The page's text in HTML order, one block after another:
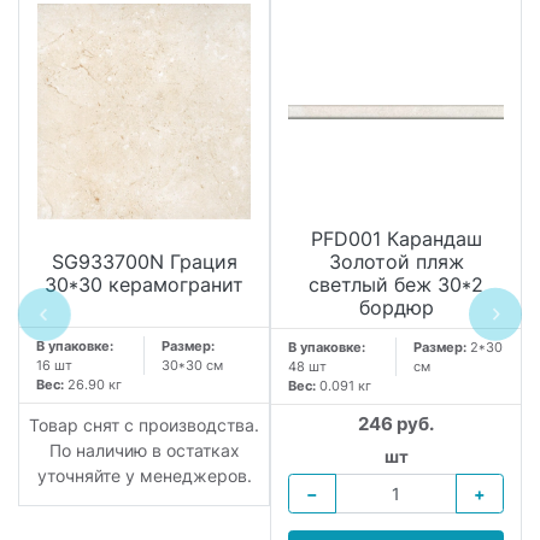
SG933700N Грация
30*30 керамогранит
В упаковке:
16 шт
Размер:
30*30 см
Вес: 26.90 кг
Товар снят с производства.
По наличию в остатках
уточняйте у менеджеров.
PFD001 Карандаш
Золотой пляж
светлый беж 30*2
бордюр
В упаковке:
48 шт
Размер: 2*30
см
Вес: 0.091 кг
246 руб.
шт
−
+